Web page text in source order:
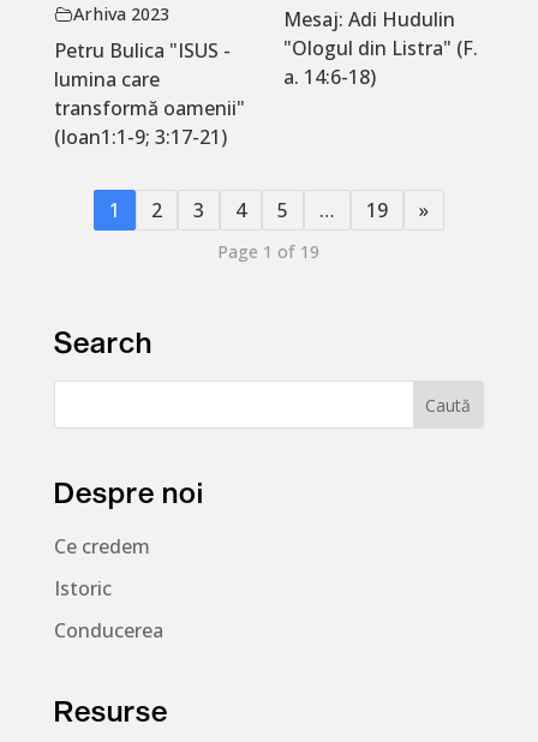
Arhiva 2023
Petru Bulica "ISUS -
lumina care
transformă oamenii"
(Ioan1:1-9; 3:17-21)
Mesaj: Adi Hudulin
"Ologul din Listra" (F.
a. 14:6-18)
1 2 3 4 5 … 19 »
Page 1 of 19
Search
Despre noi
Ce credem
Istoric
Conducerea
Resurse